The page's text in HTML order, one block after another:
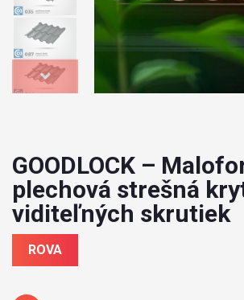
GOODLOCK –
plechová strešná
viditeľných skrutiek
ROVA